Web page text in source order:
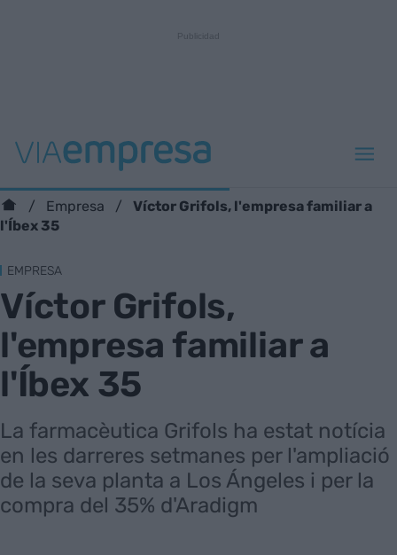
Empresa
Víctor Grifols, l'empresa familiar a
l'Íbex 35
EMPRESA
Víctor Grifols,
l'empresa familiar a
l'Íbex 35
La farmacèutica Grifols ha estat notícia
en les darreres setmanes per l'ampliació
de la seva planta a Los Ángeles i per la
compra del 35% d'Aradigm